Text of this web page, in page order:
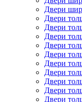
Двери
Двери
Двери
Двери
Двери
Двери
Двери
Двери
Двери
Двери
Двери